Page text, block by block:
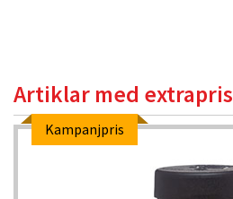
Artiklar med extrapris
Kampanjpris